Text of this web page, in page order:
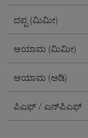
ದಪ್ಪ (ಮಿಮೀ)
ಆಯಾಮ (ಮಿಮೀ)
ಆಯಾಮ (ಅಡಿ)
ಪಿಎಫ್ / ಎನ್‌ಪಿಎಫ್